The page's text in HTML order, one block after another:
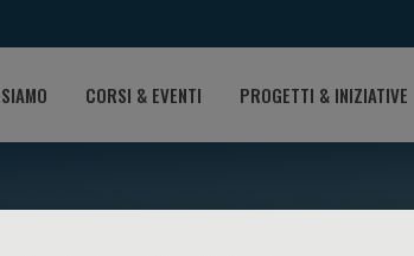
CORSI & EVENTI PROGETTI & INIZIATIVE